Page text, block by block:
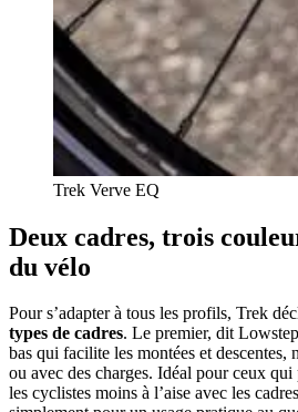
Trek Verve EQ
Deux cadres, trois
du vélo
Pour s’adapter à tous les profils, Trek
types de cadres. Le premier, dit
bas qui facilite les montées et descentes,
ou avec des charges. Idéal pour ceux
les cyclistes moins à l’aise avec les